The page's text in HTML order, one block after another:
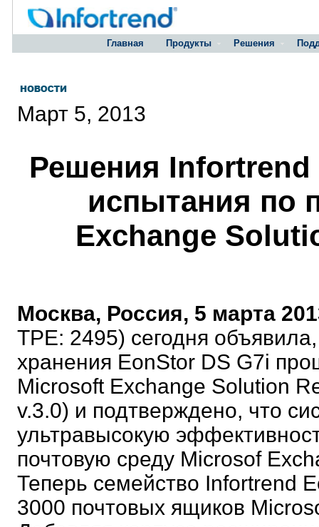
Главная Продукты Решения
Март 5, 2013
Решения
испытания по
Exchange
Москва, Россия, 5 марта
TPE: 2495) сегодня
хранения EonStor DS G7i
Microsoft Exchange Solution
v.3.0) и подтверждено, что
ультравысокую
почтовую среду Microsof
Теперь семейство Infortrend
3000 почтовых ящиков